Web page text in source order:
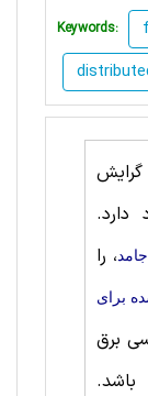
Keywords:
گرایش
دارد.
، را
برای
برق
باشد.